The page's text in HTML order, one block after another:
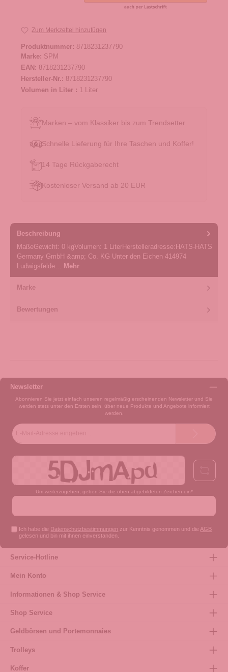
Zum Merkzettel hinzufügen
Produktnummer: 8718231237790
Marke: SPM
EAN: 8718231237790
Hersteller-Nr.: 8718231237790
Volumen in Liter : 1 Liter
Marken – vom Klassiker bis zum Trendsetter
Schnelle Lieferung für Ihre Taschen und Koffer!
14 Tage Rückgaberecht
Kostenloser Versand ab 20 EUR
Beschreibung
MaßeGewicht: 0 kgVolumen: 1 LiterHerstelleradresse:HATS-HATS
Germany GmbH &amp; Co. KG Unter den Eichen 414974
Ludwigsfelde… Mehr
Marke
Bewertungen
Newsletter
Abonnieren Sie jetzt einfach unseren regelmäßig erscheinenden Newsletter und Sie
werden stets unter den Ersten sein, über neue Produkte und Angebote informiert
werden.
Um weiterzugehen, geben Sie die oben abgebildeten Zeichen ein*
Ich habe die Datenschutzbestimmungen zur Kenntnis genommen und die AGB
gelesen und bin mit ihnen einverstanden.
Service-Hotline
Mein Konto
Informationen & Shop Service
Shop Service
Geldbörsen und Portemonnaies
Trolleys
Koffer